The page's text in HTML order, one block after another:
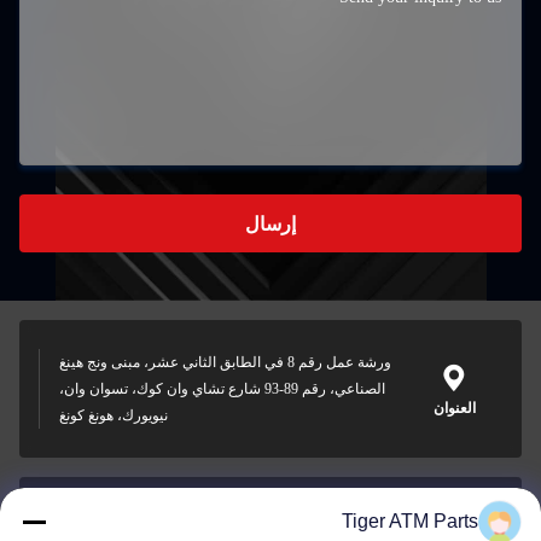
إرسال
العنوان
ورشة عمل رقم 8 في الطابق الثاني عشر، مبنى ونج هينغ
الصناعي، رقم 89-93 شارع تشاي وان كوك، تسوان وان،
نيويورك، هونغ كونغ
Tiger ATM Parts